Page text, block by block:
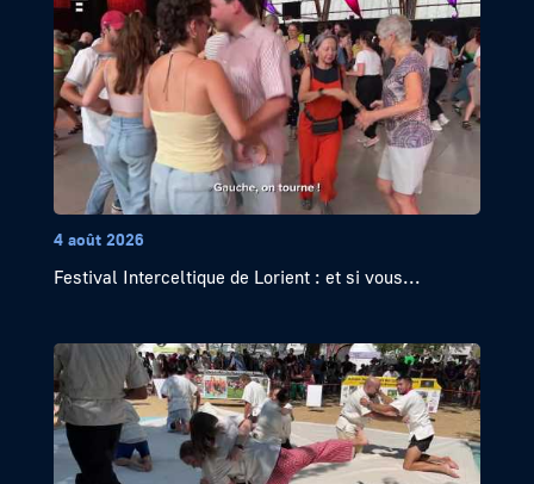
4 août 2026
Festival Interceltique de Lorient : et si vous...